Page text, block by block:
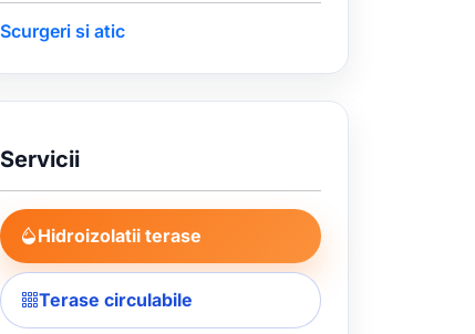
Scurgeri si atic
Servicii
Hidroizolatii terase
Terase circulabile